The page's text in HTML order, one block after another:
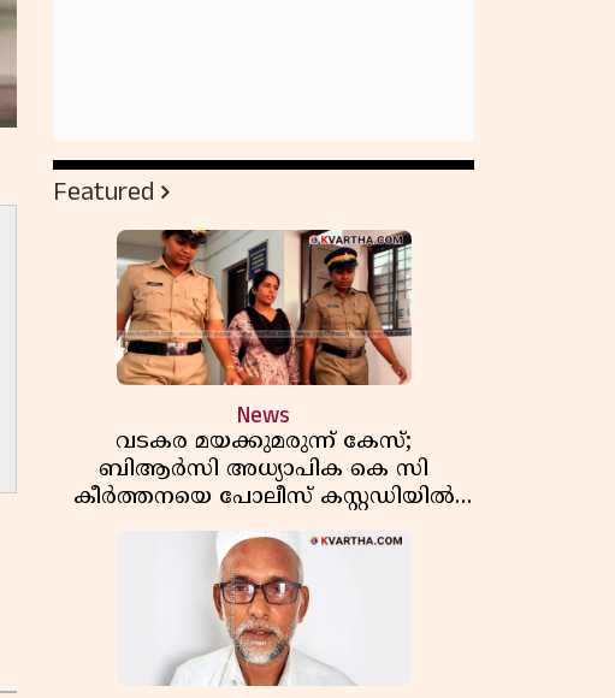
Featured
News
വടകര മയക്കുമരുന്ന് കേസ്;
ബിആർസി അധ്യാപിക കെ സി
കീർത്തനയെ പോലീസ് കസ്റ്റഡിയിൽ